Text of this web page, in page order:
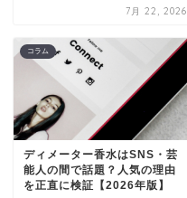
7月 22, 2026
コラム
ディメーター香水はSNS・芸
能人の間で話題？人気の理由
を正直に検証【2026年版】